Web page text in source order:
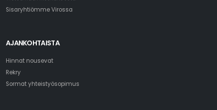
Sisaryhtiömme Virossa
AJANKOHTAISTA
Hinnat nousevat
Rekry
Sormat yhteistyösopimus